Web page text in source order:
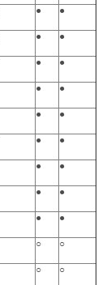
● ●
● ●
● ●
● ●
● ●
● ●
● ●
● ●
● ●
○ ○
○ ○